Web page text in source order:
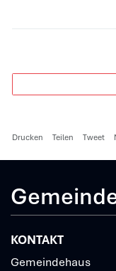
Drucken Teilen Tweet
KONTAKT
Gemeindehaus